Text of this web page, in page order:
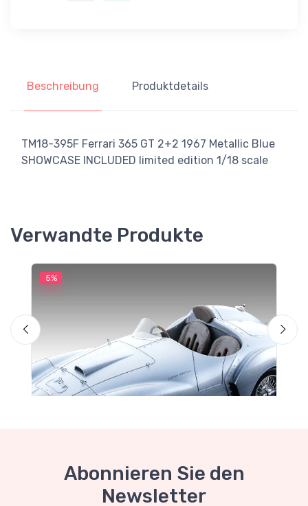
Beschreibung Produktdetails
TM18-395F Ferrari 365 GT 2+2 1967 Metallic Blue
SHOWCASE INCLUDED limited edition 1/18 scale
Verwandte Produkte
5%
Abonnieren Sie den
Newsletter